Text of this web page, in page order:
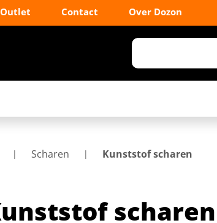
Outlet Contact Over Dozon
Scharen Kunststof scharen
scharen